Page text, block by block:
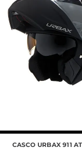
CASCO URBAX 911